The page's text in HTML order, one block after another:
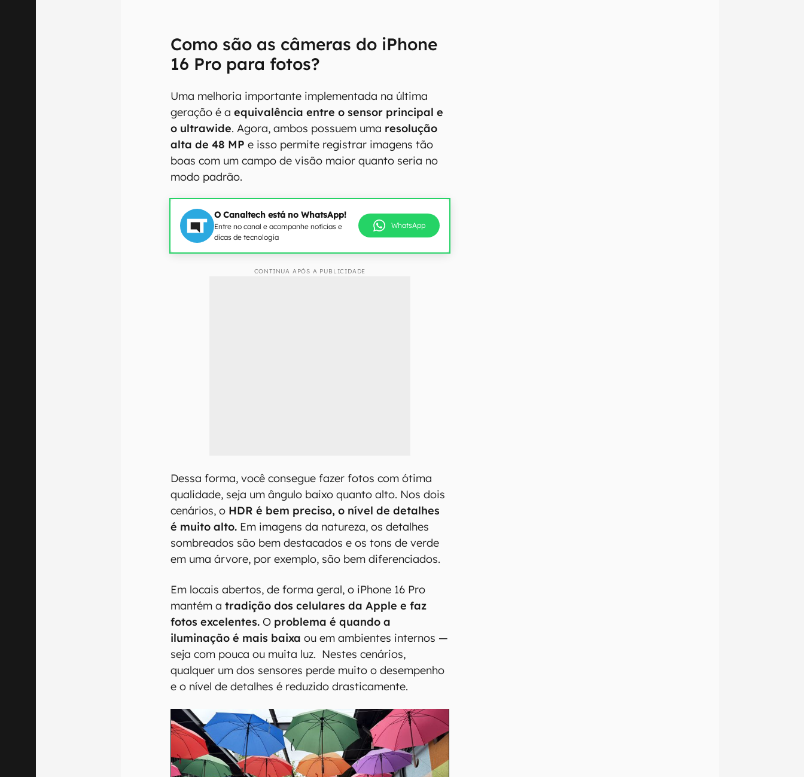
Como são as câmeras do iPhone
16 Pro para fotos?
Uma melhoria importante implementada na última
geração é aequivalência entre o sensor principal e
o ultrawide. Agora, ambos possuem uma resolução
alta de 48 MP e isso permite registrar imagens tão
boas com um campo de visão maior quanto seria no
modo padrão.
O Canaltech está no WhatsApp!
Entre no canal e acompanhe notícias e
dicas de tecnologia
WhatsApp
CONTINUA APÓS A PUBLICIDADE
Dessa forma, você consegue fazer fotos com ótima
qualidade, seja um ângulo baixo quanto alto. Nos dois
cenários, o HDR é bem preciso, o nível de detalhes
é muito alto. Em imagens da natureza, os detalhes
sombreados são bem destacados e os tons de verde
em uma árvore, por exemplo, são bem diferenciados.
Em locais abertos, de forma geral, o iPhone 16 Pro
mantém atradição dos celulares da Apple e faz
fotos excelentes. O problema é quando a
iluminação é mais baixa ou em ambientes internos —
seja com pouca ou muita luz. Nestes cenários,
qualquer um dos sensores perde muito o desempenho
e o nível de detalhes é reduzido drasticamente.